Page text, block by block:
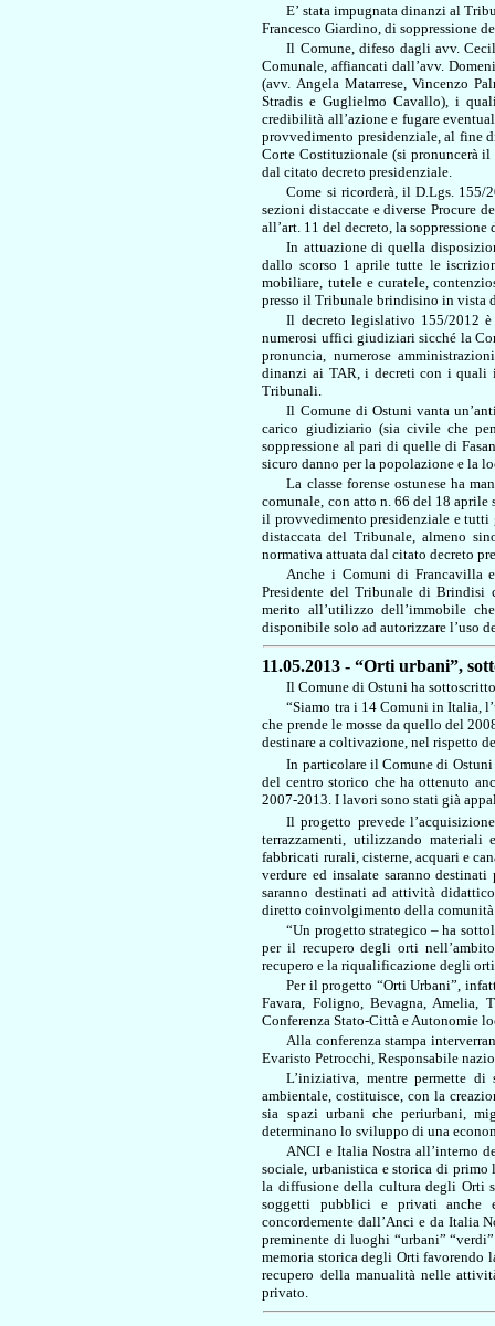
E’ stata impugnata dinanzi al
Francesco Giardino, di soppressione
Il Comune, difeso dagli avv.
Comunale, affiancati dall’avv.
(avv. Angela Matarrese, Vincenzo
Stradis e Guglielmo Cavallo), i
credibilità all’azione e fugare
provvedimento presidenziale, al fine
Corte Costituzionale (si pronuncerà
dal citato decreto presidenziale.
Come si ricorderà, il D.Lgs.
sezioni distaccate e diverse Procure
all’art. 11 del decreto, la
In attuazione di quella
dallo scorso 1 aprile tutte le
mobiliare, tutele e curatele,
presso il Tribunale brindisino in vista
Il decreto legislativo 155/2012
numerosi uffici giudiziari sicché la
pronuncia, numerose
dinanzi ai TAR, i decreti con i quali
Tribunali.
Il Comune di Ostuni vanta
carico giudiziario (sia civile che
soppressione al pari di quelle di
sicuro danno per la popolazione e la
La classe forense ostunese ha
comunale, con atto n. 66 del 18
il provvedimento presidenziale e tutti
distaccata del Tribunale, almeno
normativa attuata dal citato decreto
Anche i Comuni di Francavilla
Presidente del Tribunale di Brindisi
merito all’utilizzo dell’immobile
disponibile solo ad autorizzare l’uso
11.05.2013 - “Orti urbani”,
Il Comune di Ostuni ha
“Siamo tra i 14 Comuni in Italia,
che prende le mosse da quello del
destinare a coltivazione, nel rispetto
In particolare il Comune di Ostuni
del centro storico che ha ottenuto
2007-2013. I lavori sono stati già
Il progetto prevede
terrazzamenti, utilizzando
fabbricati rurali, cisterne, acquari e
verdure ed insalate saranno
saranno destinati ad attività
diretto coinvolgimento della
“Un progetto strategico – ha
per il recupero degli orti
recupero e la riqualificazione degli
Per il progetto “Orti Urbani”,
Favara, Foligno, Bevagna, Amelia,
Conferenza Stato-Città e Autonomie
Alla conferenza stampa
Evaristo Petrocchi, Responsabile
L’iniziativa, mentre permette di
ambientale, costituisce, con la
sia spazi urbani che periurbani,
determinano lo sviluppo di una
ANCI e Italia Nostra all’interno
sociale, urbanistica e storica di
la diffusione della cultura degli
soggetti pubblici e privati anche
concordemente dall’Anci e da Italia
preminente di luoghi “urbani”
memoria storica degli Orti favorendo
recupero della manualità nelle
privato.